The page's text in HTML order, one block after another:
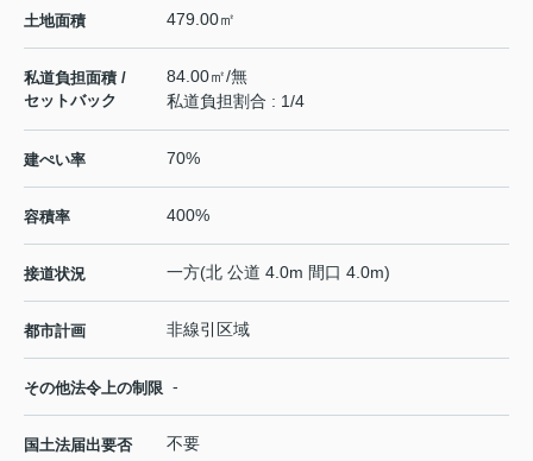
土地面積 479.00㎡
私道負担面積 /
セットバック
84.00㎡/無
私道負担割合 : 1/4
建ぺい率 70%
容積率 400%
接道状況 一方(北 公道 4.0m 間口 4.0m)
都市計画 非線引区域
その他法令上の制限 -
国土法届出要否 不要